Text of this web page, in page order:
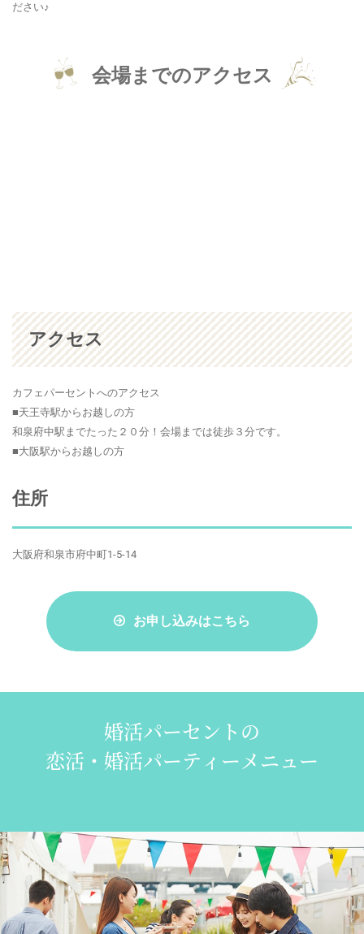
ださい♪
会場までのアクセス
アクセス
カフェパーセントへのアクセス
■天王寺駅からお越しの方
和泉府中駅までたった２０分！会場までは徒歩３分です。
■大阪駅からお越しの方
住所
大阪府和泉市府中町1-5-14
お申し込みはこちら
婚活パーセントの
恋活・婚活パーティーメニュー